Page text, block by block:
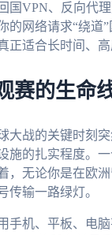
国VPN、反向代
的网络请求“绕道
正适合长时间、
赛的生命
大战的关键时刻
施的扎实程度。
，无论你是在欧
传输一路绿灯。
手机、平板、电